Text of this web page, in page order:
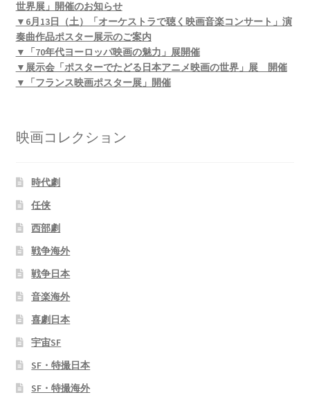
世界展」開催のお知らせ
▼6月13日（土）「オーケストラで聴く映画音楽コンサート」演
奏曲作品ポスター展示のご案内
▼「70年代ヨーロッパ映画の魅力」展開催
▼展示会「ポスターでたどる日本アニメ映画の世界」展 開催
▼「フランス映画ポスター展」開催
映画コレクション
時代劇
任侠
西部劇
戦争海外
戦争日本
音楽海外
喜劇日本
宇宙SF
SF・特撮日本
SF・特撮海外